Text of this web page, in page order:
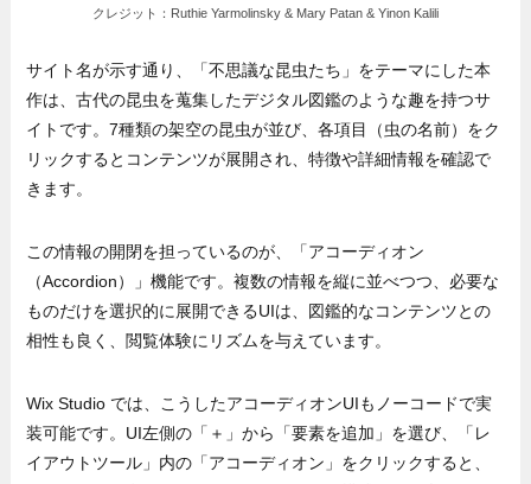
クレジット：Ruthie Yarmolinsky & Mary Patan & Yinon Kalili
サイト名が示す通り、「不思議な昆虫たち」をテーマにした本
作は、古代の昆虫を蒐集したデジタル図鑑のような趣を持つサ
イトです。7種類の架空の昆虫が並び、各項目（虫の名前）をク
リックするとコンテンツが展開され、特徴や詳細情報を確認で
きます。
この情報の開閉を担っているのが、「アコーディオン
（Accordion）」機能です。複数の情報を縦に並べつつ、必要な
ものだけを選択的に展開できるUIは、図鑑的なコンテンツとの
相性も良く、閲覧体験にリズムを与えています。
Wix Studio では、こうしたアコーディオンUIもノーコードで実
装可能です。UI左側の「＋」から「要素を追加」を選び、「レ
イアウトツール」内の「アコーディオン」をクリックすると、